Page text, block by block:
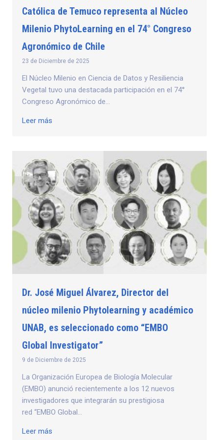
Católica de Temuco representa al Núcleo
Milenio PhytoLearning en el 74° Congreso
Agronómico de Chile
23 de Diciembre de 2025
El Núcleo Milenio en Ciencia de Datos y Resiliencia
Vegetal tuvo una destacada participación en el 74°
Congreso Agronómico de...
Leer más
Dr. José Miguel Álvarez, Director del
núcleo milenio Phytolearning y académico
UNAB, es seleccionado como “EMBO
Global Investigator”
9 de Diciembre de 2025
La Organización Europea de Biología Molecular
(EMBO) anunció recientemente a los 12 nuevos
investigadores que integrarán su prestigiosa
red “EMBO Global...
Leer más